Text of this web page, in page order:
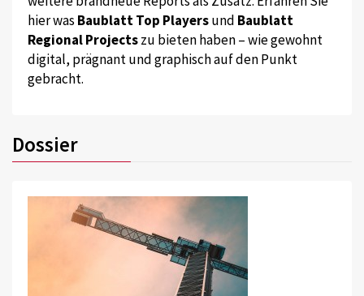
hier was Baublatt Top Playersund Baublatt
Regional Projectszu bieten haben – wie gewohnt
digital, prägnant und graphisch auf den Punkt
gebracht.
Dossier